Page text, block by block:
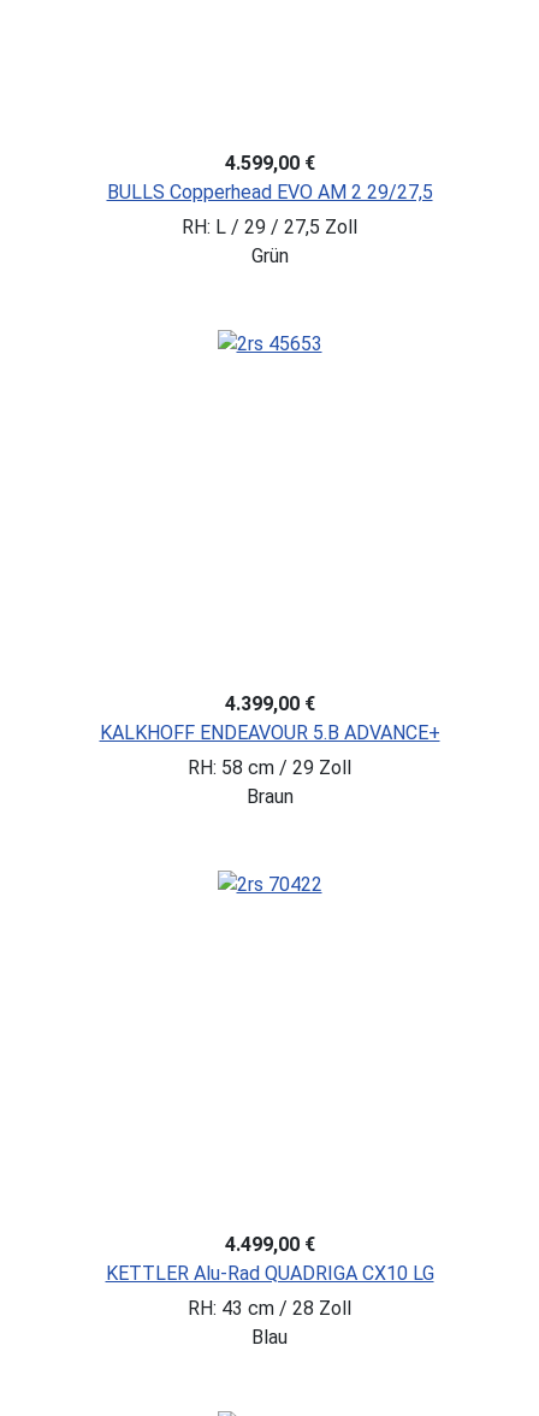
4.599,00 €
BULLS Copperhead EVO AM 2 29/27,5
RH: L / 29 / 27,5 Zoll
Grün
4.399,00 €
KALKHOFF ENDEAVOUR 5.B ADVANCE+
RH: 58 cm / 29 Zoll
Braun
4.499,00 €
KETTLER Alu-Rad QUADRIGA CX10 LG
RH: 43 cm / 28 Zoll
Blau